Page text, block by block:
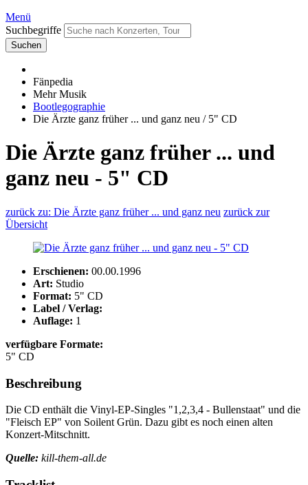
Menü
Suchbegriffe
Suchen
Fänpedia
Mehr Musik
Bootlegographie
Die Ärzte ganz früher ... und ganz neu / 5" CD
Die Ärzte ganz früher ... und
ganz neu - 5" CD
zurück zu: Die Ärzte ganz früher ... und ganz neu zurück zur
Übersicht
Erschienen: 00.00.1996
Art: Studio
Format: 5" CD
Label / Verlag:
Auflage: 1
verfügbare Formate:
5" CD
Beschreibung
Die CD enthält die Vinyl-EP-Singles "1,2,3,4 - Bullenstaat" und die
"Fleisch EP" von Soilent Grün. Dazu gibt es noch einen alten
Konzert-Mitschnitt.
Quelle: kill-them-all.de